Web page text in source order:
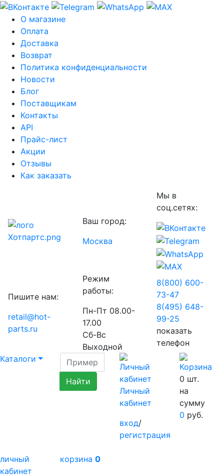
О магазине
Оплата
Доставка
Возврат
Политика конфиденциальности
Новости
Блог
Поставщикам
Контакты
API
Прайс-лист
Акции
Отзывы
Как заказать
Ваш город:
Москва
Мы в
соц.сетях:
Пишите нам:
retail@hot-
parts.ru
Режим
работы:
Пн-Пт 08.00-
17.00
Сб-Вс
Выходной
8(800) 600-
73-47
8(495) 648-
99-25
показать
телефон
Каталоги
Личный
кабинет
вход/
регистрация
0 шт.
на
сумму
0 руб.
личный
кабинет
корзина 0